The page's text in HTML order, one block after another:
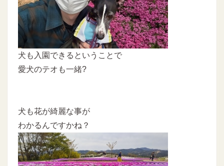
犬も入園できるということで
愛犬のテオも一緒?
犬も花が綺麗な事が
わかるんですかね？